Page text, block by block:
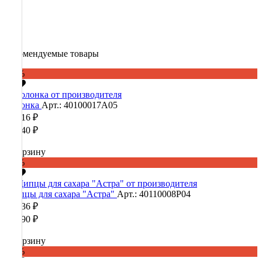
Рекомендуемые товары
-60%
Солонка Арт.: 40100017А05
25 216 ₽
63 040 ₽
В корзину
-60%
Щипцы для сахара "Астра" Арт.: 40110008Р04
16 436 ₽
41 090 ₽
В корзину
-60%